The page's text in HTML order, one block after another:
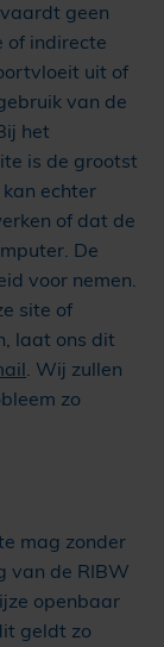
geen
of indirecte
uit of
van de
het
is de grootst
echter
of dat de
De
voor nemen.
site of
laat ons dit
. Wij zullen
zo
mag zonder
van de RIBW
openbaar
geldt zo